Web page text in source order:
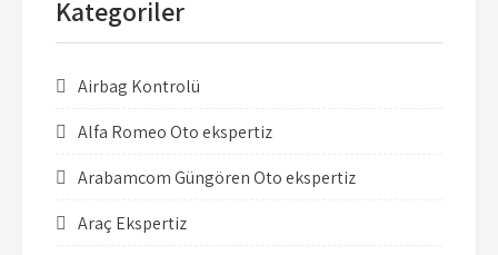
Kategoriler
Airbag Kontrolü
Alfa Romeo Oto ekspertiz
Arabamcom Güngören Oto ekspertiz
Araç Ekspertiz